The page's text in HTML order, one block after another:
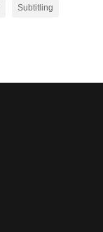
Subtitling